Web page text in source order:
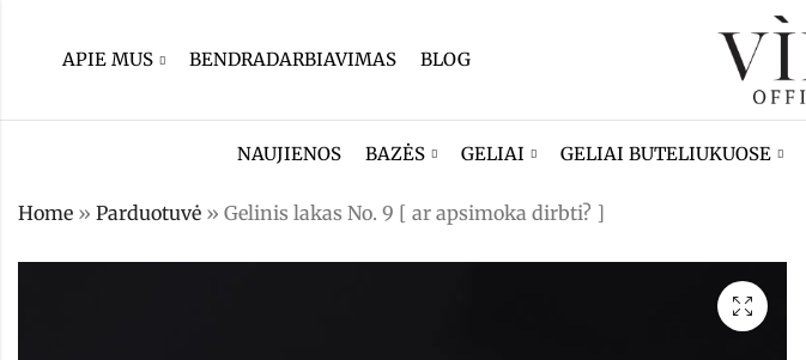
APIE MUS BENDRADARBIAVIMAS BLOG
NAUJIENOS BAZĖS GELIAI GELIAI BUTELIUKUOSE
Home » Parduotuvė » Gelinis lakas No. 9 [ ar apsimoka dirbti? ]